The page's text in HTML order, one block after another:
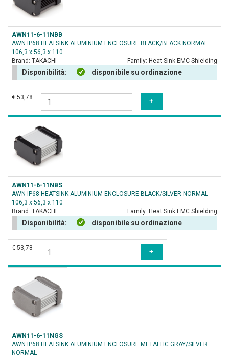
AWN11-6-11NBB
AWN IP68 HEATSINK ALUMINIUM ENCLOSURE BLACK/BLACK NORMAL
106,3 x 56,3 x 110
Brand: TAKACHI Family: Heat Sink EMC Shielding
Disponibilità: disponibile su ordinazione
€ 53,78
AWN11-6-11NBS
AWN IP68 HEATSINK ALUMINIUM ENCLOSURE BLACK/SILVER NORMAL
106,3 x 56,3 x 110
Brand: TAKACHI Family: Heat Sink EMC Shielding
Disponibilità: disponibile su ordinazione
€ 53,78
AWN11-6-11NGS
AWN IP68 HEATSINK ALUMINIUM ENCLOSURE METALLIC GRAY/SILVER
NORMAL